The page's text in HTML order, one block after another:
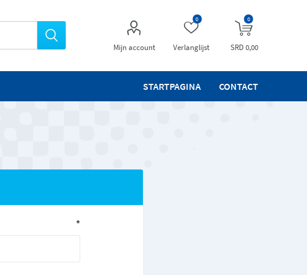
Mijn account Verlanglijst
0 0
SRD 0,00
STARTPAGINA CONTACT
*